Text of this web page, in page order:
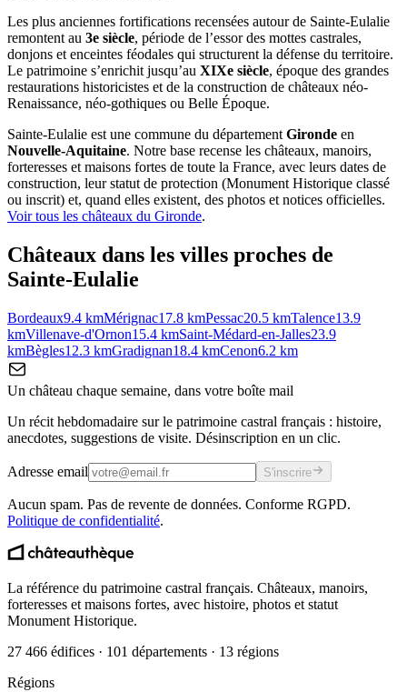
Les plus anciennes fortifications recensées autour de Sainte-Eulalie
remontent au 3e siècle, période de l’essor des mottes castrales,
donjons et enceintes féodales qui structurent la défense du territoire.
Le patrimoine s’enrichit jusqu’au XIXe siècle, époque des grandes
restaurations historicistes et de la construction de châteaux néo-
Renaissance, néo-gothiques ou Belle Époque.
Sainte-Eulalie est une commune du départementGironde en
Nouvelle-Aquitaine. Notre base recense les châteaux, manoirs,
forteresses et maisons fortes de toute la France, avec leurs dates de
construction, leur statut de protection (Monument Historique classé
ou inscrit) et, quand elles existent, des photos et notices officielles.
Voir tous les châteaux du Gironde.
Châteaux dans les villes proches de
Sainte-Eulalie
Bordeaux9.4 kmMérignac17.8 kmPessac20.5 kmTalence13.9
kmVillenave-d'Ornon15.4 kmSaint-Médard-en-Jalles23.9
kmBègles12.3 kmGradignan18.4 kmCenon6.2 km
Un château chaque semaine, dans votre boîte mail
Un récit hebdomadaire sur le patrimoine castral français : histoire,
anecdotes, suggestions de visite. Désinscription en un clic.
Adresse email S'inscrire
Aucun spam. Pas de revente de données. Conforme RGPD.
Politique de confidentialité.
La référence du patrimoine castral français. Châteaux, manoirs,
forteresses et maisons fortes, avec histoire, photos et statut
Monument Historique.
27 466 édifices · 101 départements · 13 régions
Régions